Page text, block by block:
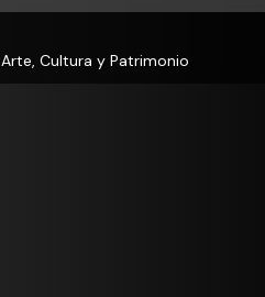
Arte, Cultura y Patrimonio